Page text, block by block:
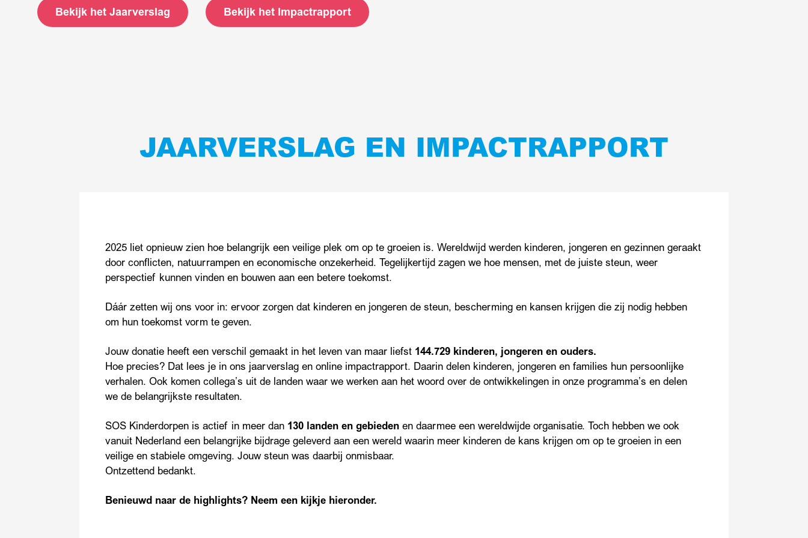
Bekijk het Jaarverslag Bekijk het Impactrapport
JAARVERSLAG EN IMPACTRAPPORT
2025 liet opnieuw zien hoe belangrijk een veilige plek om op te groeien is. Wereldwijd werden kinderen, jongeren en gezinnen geraakt
door conflicten, natuurrampen en economische onzekerheid. Tegelijkertijd zagen we hoe mensen, met de juiste steun, weer
perspectief kunnen vinden en bouwen aan een betere toekomst.
Dáár zetten wij ons voor in: ervoor zorgen dat kinderen en jongeren de steun, bescherming en kansen krijgen die zij nodig hebben
om hun toekomst vorm te geven.
Jouw donatie heeft een verschil gemaakt in het leven van maar liefst 144.729 kinderen, jongeren en ouders.
Hoe precies? Dat lees je in ons jaarverslag en online impactrapport. Daarin delen kinderen, jongeren en families hun persoonlijke
verhalen. Ook komen collega’s uit de landen waar we werken aan het woord over de ontwikkelingen in onze programma’s en delen
we de belangrijkste resultaten.
SOS Kinderdorpen is actief in meer dan 130 landen en gebieden en daarmee een wereldwijde organisatie. Toch hebben we ook
vanuit Nederland een belangrijke bijdrage geleverd aan een wereld waarin meer kinderen de kans krijgen om op te groeien in een
veilige en stabiele omgeving. Jouw steun was daarbij onmisbaar.
Ontzettend bedankt.
Benieuwd naar de highlights? Neem een kijkje hieronder.